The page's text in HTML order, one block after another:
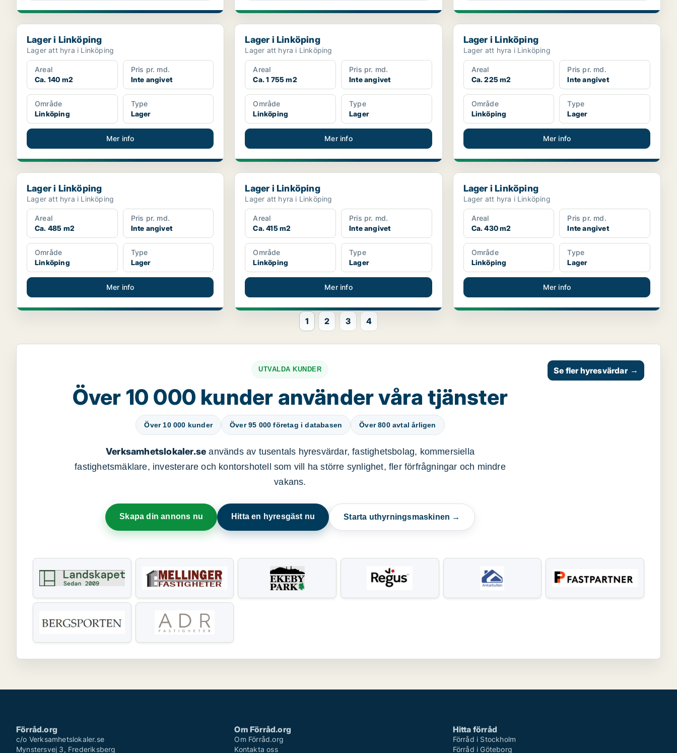
Lager i Linköping
Lager i Linköping
Lager att hyra i Linköping
Areal
Ca. 140 m2
Pris pr. md.
Inte angivet
Område
Linköping
Type
Lager
Mer info
Lager i Linköping
Lager i Linköping
Lager att hyra i Linköping
Areal
Ca. 1 755 m2
Pris pr. md.
Inte angivet
Område
Linköping
Type
Lager
Mer info
Lager i Linköping
Lager i Linköping
Lager att hyra i Linköping
Areal
Ca. 225 m2
Pris pr. md.
Inte angivet
Område
Linköping
Type
Lager
Mer info
Lager i Linköping
Lager i Linköping
Lager att hyra i Linköping
Areal
Ca. 485 m2
Pris pr. md.
Inte angivet
Område
Linköping
Type
Lager
Mer info
Lager i Linköping
Lager i Linköping
Lager att hyra i Linköping
Areal
Ca. 415 m2
Pris pr. md.
Inte angivet
Område
Linköping
Type
Lager
Mer info
Lager i Linköping
Lager i Linköping
Lager att hyra i Linköping
Areal
Ca. 430 m2
Pris pr. md.
Inte angivet
Område
Linköping
Type
Lager
Mer info
1 2 3 4
UTVALDA KUNDER
Över 10 000 kunder använder våra tjänster
Över 10 000 kunder Över 95 000 företag i databasen Över 800 avtal årligen
Verksamhetslokaler.se används av tusentals hyresvärdar, fastighetsbolag, kommersiella
fastighetsmäklare, investerare och kontorshotell som vill ha större synlighet, fler förfrågningar och mindre
vakans.
Skapa din annons nu Hitta en hyresgäst nu Starta uthyrningsmaskinen →
Se fler hyresvärdar →
Förråd.org
c/o Verksamhetslokaler.se
Mynstersvej 3, Frederiksberg
Om Förråd.org
Om Förråd.org
Kontakta oss
Hitta förråd
Förråd i Stockholm
Förråd i Göteborg